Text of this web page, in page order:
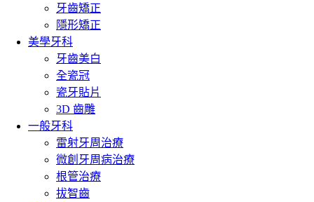
牙齒矯正
隱形矯正
美學牙科
牙齒美白
全瓷冠
瓷牙貼片
3D 齒雕
一般牙科
雷射牙周治療
微創牙周病治療
根管治療
拔智齒